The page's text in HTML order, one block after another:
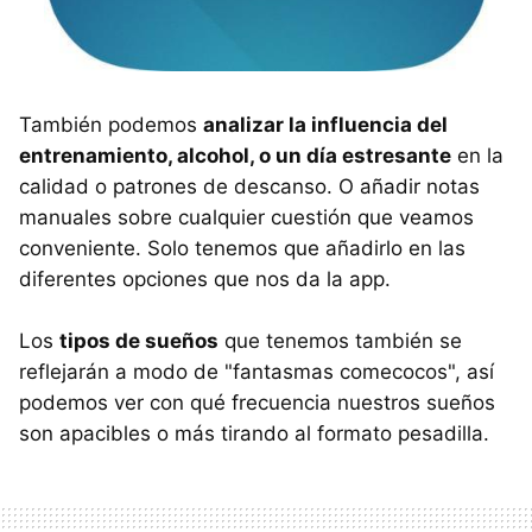
También podemos analizar la influencia del
entrenamiento, alcohol, o un día estresante en la
calidad o patrones de descanso. O añadir notas
manuales sobre cualquier cuestión que veamos
conveniente. Solo tenemos que añadirlo en las
diferentes opciones que nos da la app.
Los tipos de sueños que tenemos también se
reflejarán a modo de "fantasmas comecocos", así
podemos ver con qué frecuencia nuestros sueños
son apacibles o más tirando al formato pesadilla.